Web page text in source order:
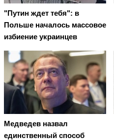
"Путин ждет тебя": в
Польше началось массовое
избиение украинцев
Медведев назвал
единственный способ